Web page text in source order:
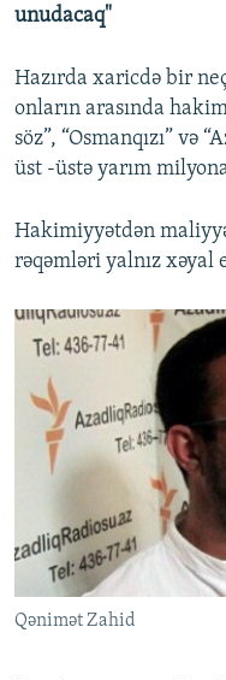
unudacaq"
Hazırda xaricdə bir
onların arasında
söz”, “Osmanqızı” və
üst -üstə yarım
Hakimiyyətdən
rəqəmləri yalnız xəyal
Qənimət Zahid